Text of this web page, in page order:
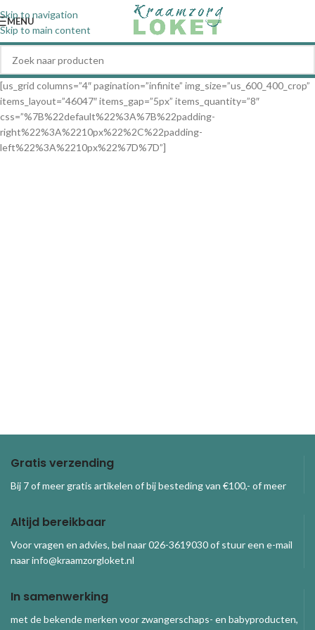
Skip to navigation
Skip to main content
MENU
[us_grid columns=”4″ pagination=”infinite” img_size=”us_600_400_crop”
items_layout=”46047″ items_gap=”5px” items_quantity=”8″
css=”%7B%22default%22%3A%7B%22padding-
right%22%3A%2210px%22%2C%22padding-
left%22%3A%2210px%22%7D%7D”]
Gratis verzending
Bij 7 of meer gratis artikelen of bij besteding van €100,- of meer
Altijd bereikbaar
Voor vragen en advies, bel naar 026-3619030 of stuur een e-mail
naar info@kraamzorgloket.nl
In samenwerking
met de bekende merken voor zwangerschaps- en babyproducten,